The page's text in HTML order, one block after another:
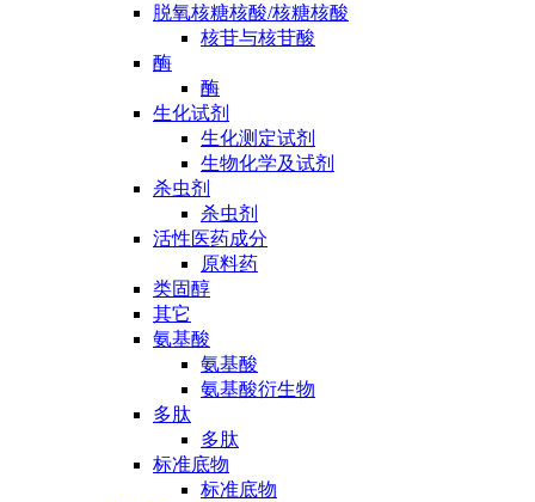
脱氧核糖核酸/核糖核酸
核苷与核苷酸
酶
酶
生化试剂
生化测定试剂
生物化学及试剂
杀虫剂
杀虫剂
活性医药成分
原料药
类固醇
其它
氨基酸
氨基酸
氨基酸衍生物
多肽
多肽
标准底物
标准底物